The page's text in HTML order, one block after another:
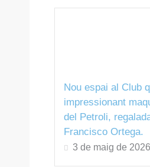
Nou espai al Club
impressionant
del Petroli,
Francisco Ortega.
3 de maig de 2026